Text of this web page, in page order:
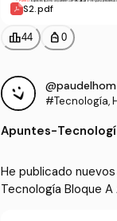
S2.pdf
leaderboard44 personal_bag 0
@paudelhom
#Tecnología,
Apuntes-
He publicado
Tecnología Bloque